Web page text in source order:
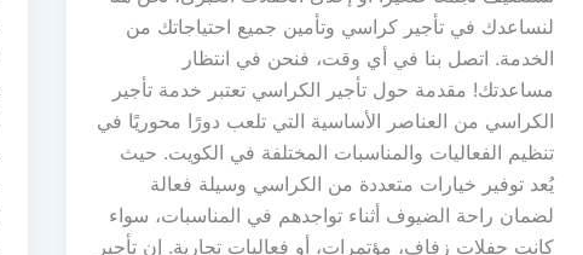
لنساعدك في تأجير كراسي وتأمين جميع احتياجاتك من
الخدمة. اتصل بنا في أي وقت، فنحن في انتظار
مساعدتك! مقدمة حول تأجير الكراسي تعتبر خدمة تأجير
الكراسي من العناصر الأساسية التي تلعب دورًا محوريًا في
تنظيم الفعاليات والمناسبات المختلفة في الكويت. حيث
يُعد توفير خيارات متعددة من الكراسي وسيلة فعالة
لضمان راحة الضيوف أثناء تواجدهم في المناسبات، سواء
كانت حفلات زفاف، مؤتمرات، أو فعاليات تجارية. إن تأجير